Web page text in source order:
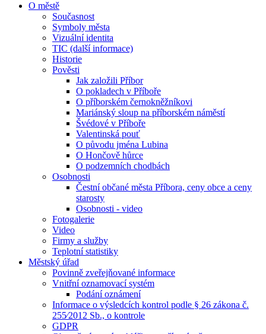
O městě
Současnost
Symboly města
Vizuální identita
TIC (další informace)
Historie
Pověsti
Jak založili Příbor
O pokladech v Příboře
O příborském černokněžníkovi
Mariánský sloup na příborském náměstí
Švédové v Příboře
Valentinská pouť
O původu jména Lubina
O Hončově hůrce
O podzemních chodbách
Osobnosti
Čestní občané města Příbora, ceny obce a ceny
starosty
Osobnosti - video
Fotogalerie
Video
Firmy a služby
Teplotní statistiky
Městský úřad
Povinně zveřejňované informace
Vnitřní oznamovací systém
Podání oznámení
Informace o výsledcích kontrol podle § 26 zákona č.
255⁄2012 Sb., o kontrole
GDPR